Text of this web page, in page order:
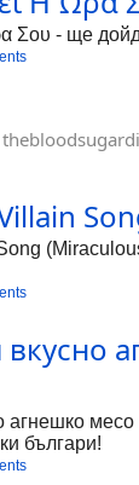
Σου - ще
агнешко
българи!